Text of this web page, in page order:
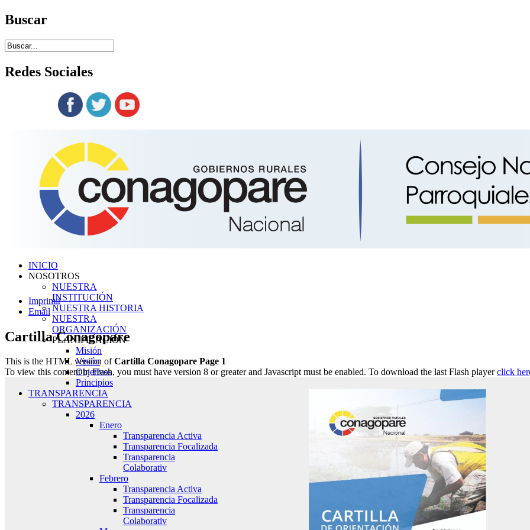
Buscar
Redes Sociales
INICIO
NOSOTROS
NUESTRA
INSTITUCIÓN
NUESTRA HISTORIA
NUESTRA
ORGANIZACIÓN
PLANIFICACIÓN
Misión
Visión
Objetivos
Principios
TRANSPARENCIA
TRANSPARENCIA
2026
Enero
Transparencia Activa
Transparencia Focalizada
Transparencia
Colaborativ
Febrero
Transparencia Activa
Transparencia Focalizada
Transparencia
Colaborativ
Imprimir
Email
Cartilla Conagopare
This is the HTML version ofCartilla Conagopare Page 1
To view this content in Flash, you must have version 8 or greater and Javascript must be enabled. To download the last Flash playerclick